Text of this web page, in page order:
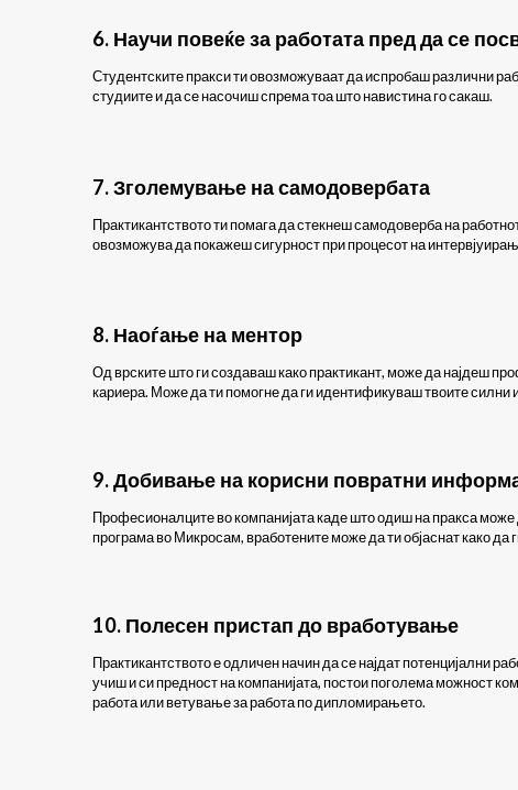
6. Научи повеќе за работата пред да се
Студентските пракси ти овозможуваат да испробаш различни
студиите и да се насочиш спрема тоа што навистина го сакаш.
7.Зголемување на самодовербата
Практикантството ти помага да стекнеш самодоверба на
овозможува да покажеш сигурност при процесот на
8. Наоѓање на ментор
Од врските што ги создаваш како практикант, може да најдеш
кариера. Може да ти помогне да ги идентификуваш твоите силни
9. Добивање на корисни повратни
Професионалците во компанијата каде што одиш на пракса
програма во Микросам, вработените може да ти објаснат како
10. Полесен пристап до вработување
Практикантството е одличен начин да се најдат потенцијални
учиш и си предност на компанијата, постои поголема можност
работа или ветување за работа по дипломирањето.